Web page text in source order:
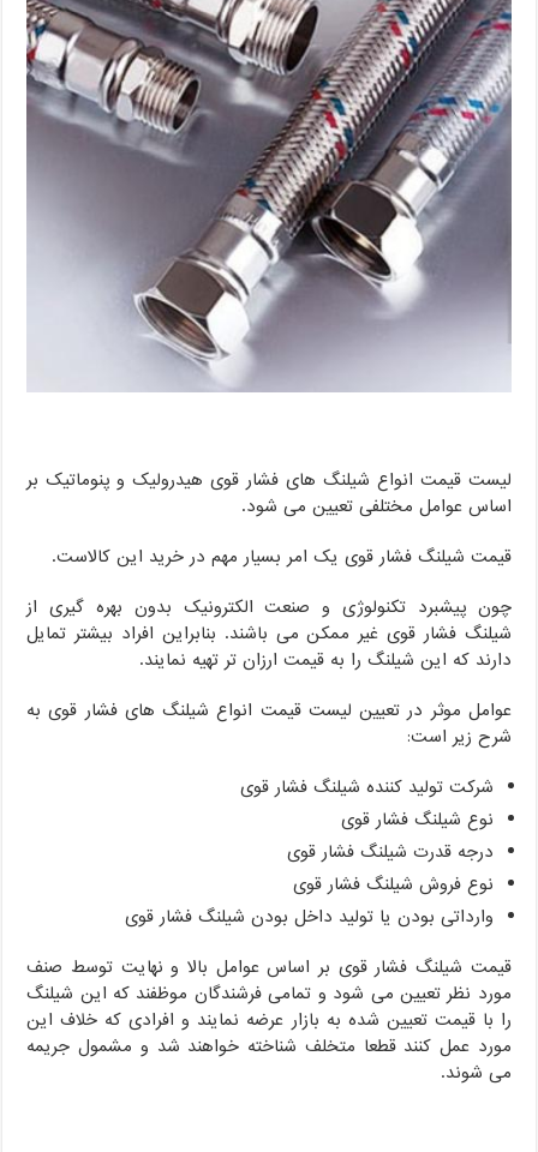
لیست قیمت انواع شیلنگ های فشار قوی هیدرولیک و پنوماتیک بر
اساس عوامل مختلفی تعیین می شود.
قیمت شیلنگ فشار قوی یک امر بسیار مهم در خرید این کالاست.
چون پیشبرد تکنولوژی و صنعت الکترونیک بدون بهره گیری از
شیلنگ فشار قوی غیر ممکن می باشند. بنابراین افراد بیشتر تمایل
دارند که این شیلنگ را به قیمت ارزان تر تهیه نمایند.
عوامل موثر در تعیین لیست قیمت انواع شیلنگ های فشار قوی به
شرح زیر است:
شرکت تولید کننده شیلنگ فشار قوی
نوع شیلنگ فشار قوی
درجه قدرت شیلنگ فشار قوی
نوع فروش شیلنگ فشار قوی
وارداتی بودن یا تولید داخل بودن شیلنگ فشار قوی
قیمت شیلنگ فشار قوی بر اساس عوامل بالا و نهایت توسط صنف
مورد نظر تعیین می شود و تمامی فرشندگان موظفند که این شیلنگ
را با قیمت تعیین شده به بازار عرضه نمایند و افرادی که خلاف این
مورد عمل کنند قطعا متخلف شناخته خواهند شد و مشمول جریمه
می شوند.